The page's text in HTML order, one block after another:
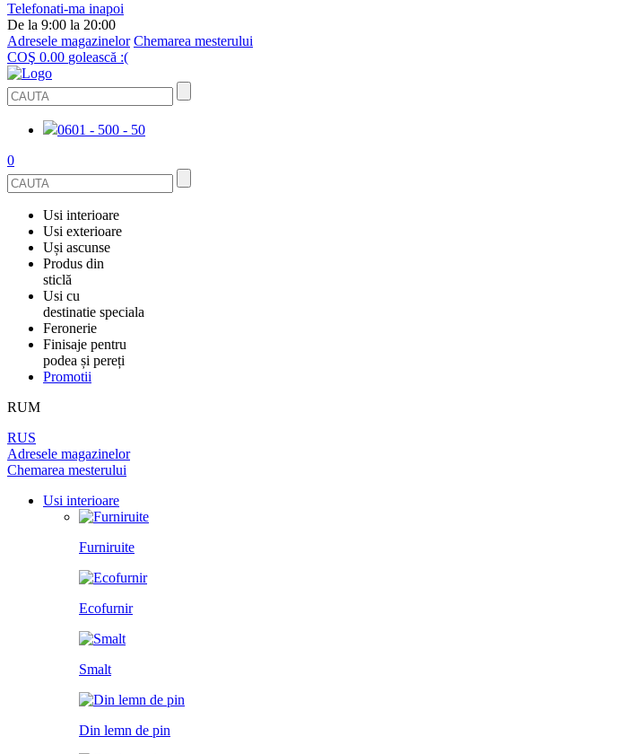
Telefonati-ma inapoi
De la 9:00 la 20:00
Adresele magazinelor Chemarea mesterului
COŞ 0.00 golească :(
0601 - 500 - 50
0
Usi interioare
FURNIRUITE
SMALT
DIN LEMN DE PIN
TOATE USILE
Usi exterioare
USI METALICE
PENTRU APARTAMENT
PENTRU CASA
Uși ascunse
OGLINDIT
GRESIE PORȚELANATĂ
Produs din
sticlă
BALUSTRADE ȘI TREPTE
CABINE DE DUȘ ȘI PEREȚI DESPĂRȚITORI
PEREȚI DESPĂRȚITORI
Usi cu
destinatie speciala
USI ANTIFOC (ANTIINCENDIU)
Feronerie
ACCESORII
LIMITATOARE
MINERE PENTRU UȘI
SISTEM DE GLISARE
Finisaje pentru
podea și pereți
Promotii
RUM
RUS
Adresele magazinelor
Chemarea mesterului
Usi interioare
Furniruite
Ecofurnir
Smalt
Din lemn de pin